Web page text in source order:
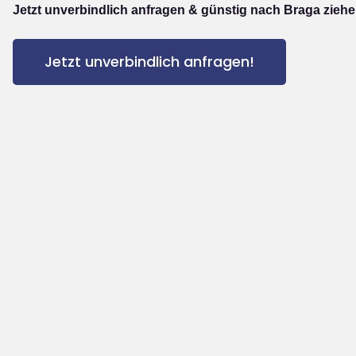
Jetzt unverbindlich anfragen & günstig nach Braga
Jetzt unverbindlich anfragen!